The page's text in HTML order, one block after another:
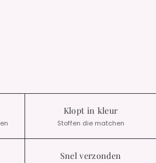
Klopt in kleur
Stoffen die matchen
Snel verzonden